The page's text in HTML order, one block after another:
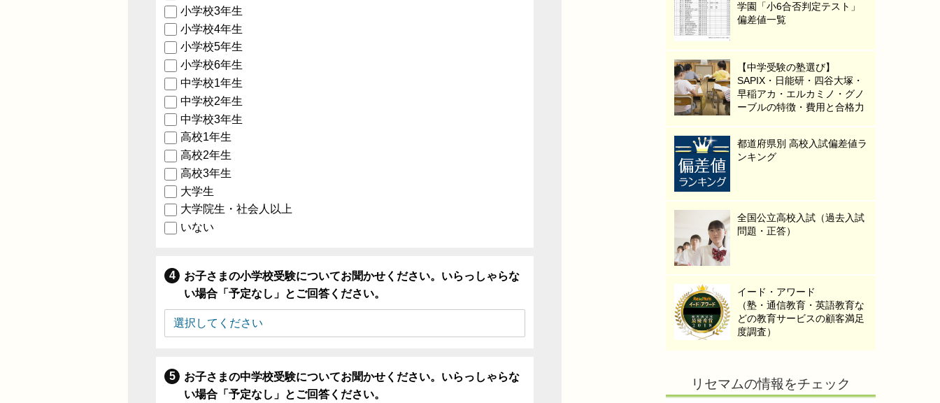
小学校3年生
小学校4年生
小学校5年生
小学校6年生
中学校1年生
中学校2年生
中学校3年生
高校1年生
高校2年生
高校3年生
大学生
大学院生・社会人以上
いない
お子さまの小学校受験についてお聞かせください。いらっしゃらな
い場合「予定なし」とご回答ください。
お子さまの中学校受験についてお聞かせください。いらっしゃらな
い場合「予定なし」とご回答ください。
学園「小6合否判定テスト」
偏差値一覧
【中学受験の塾選び】
SAPIX・日能研・四谷大塚・
早稲アカ・エルカミノ・グノ
ーブルの特徴・費用と合格力
都道府県別 高校入試偏差値ラ
ンキング
全国公立高校入試（過去入試
問題・正答）
イード・アワード
（塾・通信教育・英語教育な
どの教育サービスの顧客満足
度調査）
リセマムの情報をチェック